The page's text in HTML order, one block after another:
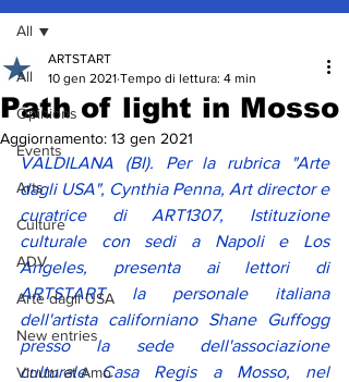
All
Opinions
Events
Arts
Culture
ADV
Arte dagli USA
New entries
Vinum et Amo
All
Path of light in Mosso
ARTSTART
10 gen 2021 Tempo di lettura: 4 min
Aggiornamento: 13 gen 2021
VALDILANA (BI). Per la rubrica "Arte
dagli USA", Cynthia Penna, Art director e
curatrice di ART1307, Istituzione
culturale con sedi a Napoli e Los
Angeles, presenta ai lettori di
ARTSTART la personale italiana
dell'artista californiano Shane Guffogg
presso la sede dell'associazione
culturale Casa Regis a Mosso, nel